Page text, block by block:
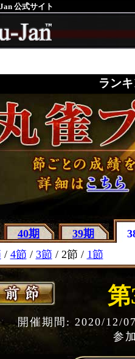
公式サイト
ラン
40期 39期
/ 4節 / 3節 / 2節 / 1節
第
開催期間: 2020/12/
参